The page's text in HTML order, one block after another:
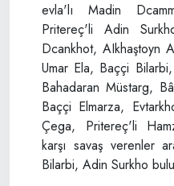
evla'lı Madin
Pritereç'li Adin
Dcankhot, AIkhaştoyn
Umar Ela, Baççi
Bahadaran Müstarg,
Baççi Elmarza,
Çega, Pritereç'li
karşı savaş verenler
Bilarbi, Adin Surkho